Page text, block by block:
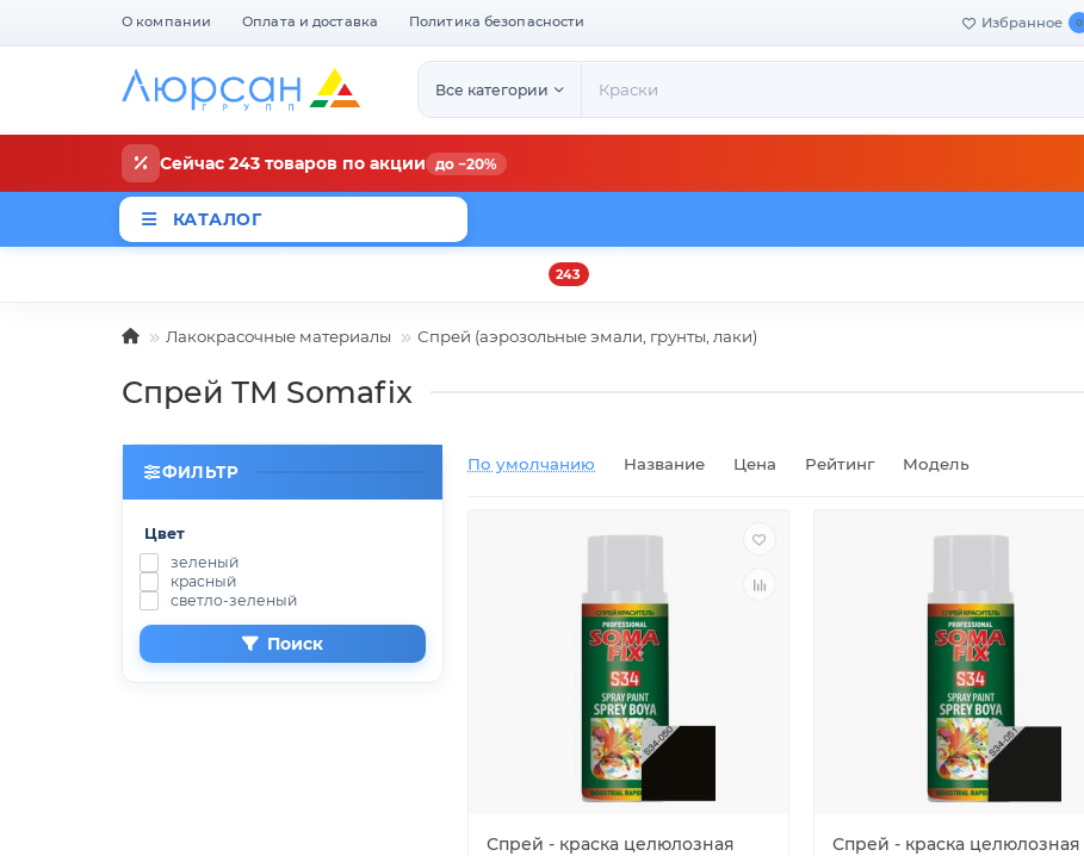
О компании Оплата и доставка Политика безопасности Избранное 0
Все категории
Сейчас 243 товаров по акции до −20%
КАТАЛОГ
243
Лакокрасочные материалы Спрей (аэрозольные эмали, грунты, лаки)
Спрей ТМ Somafix
ФИЛЬТР
Цвет
зеленый
красный
светло-зеленый
Поиск
По умолчанию Название Цена Рейтинг Модель
Спрей - краска целюлозная
Спрей - краска целюлозная